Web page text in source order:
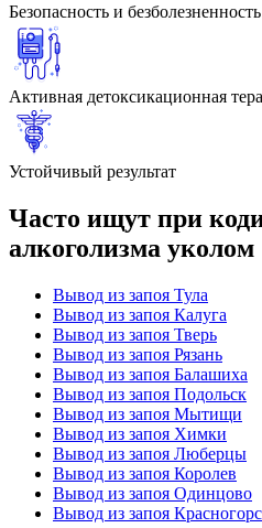
Безопасность и
Активная детоксикационная
Устойчивый результат
Часто ищут при
алкоголизма уколом
Вывод из запоя Тула
Вывод из запоя Калуга
Вывод из запоя Тверь
Вывод из запоя Рязань
Вывод из запоя Балашиха
Вывод из запоя Подольск
Вывод из запоя Мытищи
Вывод из запоя Химки
Вывод из запоя Люберцы
Вывод из запоя Королев
Вывод из запоя Одинцово
Вывод из запоя